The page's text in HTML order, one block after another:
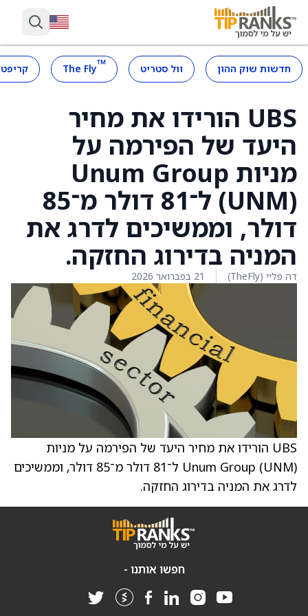
חדשות שוק ההון וול סטריט ™
The Fly
UBS הורידו את מחיר
היעד של הפירמה על
מניות Unum Group
(UNM) ל־81 דולר מ־85
דולר, וממשיכים לדרג את
המניה בדירוג החזקה.
דה פליי (TheFly) 21 בפברואר 2026
UBS הורידו את מחיר היעד של הפירמה על מניות
Unum Group (UNM) ל־81 דולר מ־85 דולר, וממשיכים
לדרג את המניה בדירוג החזקה.
חפשו אותנו -